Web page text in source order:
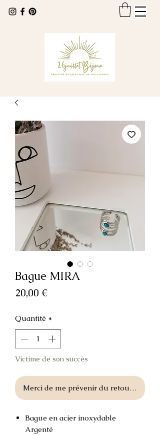
Bague MIRA
20,00 €Prix
Quantité *
Victime de son succès
Merci de me prévenir du retour en stock
Bague en acier inoxydable
Argenté